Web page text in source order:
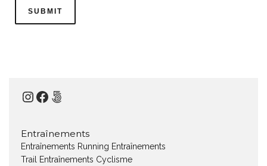
Instagram
Facebook
500px
Entraînements
Entraînements Running Entraînements
Trail
Entraînements Cyclisme